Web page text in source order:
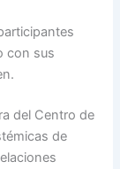
con sus
del Centro de
de